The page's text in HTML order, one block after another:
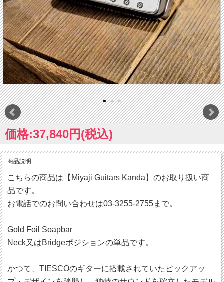
価格:37,840円(税込)
商品説明
こちらの商品は【Miyaji Guitars Kanda】のお取り扱い商
品です。
お電話でのお問い合わせは03-3255-2755まで。
Gold Foil Soapbar
Neck又はBridgeポジションの単品です。
かつて、TIESCOのギターに搭載されていたピックアッ